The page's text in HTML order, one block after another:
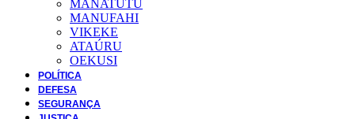
MANATUTU
MANUFAHI
VIKEKE
ATAÚRU
OEKUSI
POLÍTICA
DEFESA
SEGURANÇA